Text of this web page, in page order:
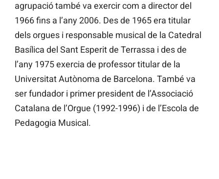
agrupació també va exercir com a director del
1966 fins a l’any 2006. Des de 1965 era titular
dels orgues i responsable musical de la Catedral
Basílica del Sant Esperit de Terrassa i des de
l’any 1975 exercia de professor titular de la
Universitat Autònoma de Barcelona. També va
ser fundador i primer president de l’Associació
Catalana de l’Orgue (1992-1996) i de l’Escola de
Pedagogia Musical.